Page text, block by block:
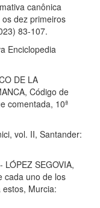
canônica
dez primeiros
83-107.
Enciclopedia
DE LA
Código de
comentada, 10ª
vol. II, Santander:
LÓPEZ SEGOVIA,
cada uno de los
Murcia: